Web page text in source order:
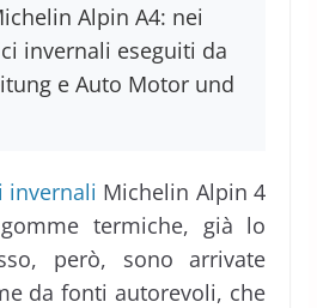
Alpin A4: nei
invernali eseguiti da
e Auto Motor und
invernali Michelin Alpin 4
termiche, già lo
però, sono arrivate
da fonti autorevoli, che